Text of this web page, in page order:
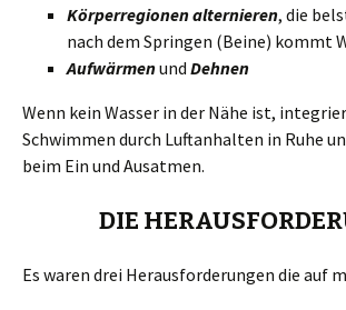
Körperregionen alternieren, die
nach dem Springen (Beine) kommt
Aufwärmenund Dehnen
Wenn kein Wasser in der Nähe ist,
Schwimmen durch Luftanhalten in Ruhe
beim Ein und Ausatmen.
DIE
Es waren drei Herausforderungen die auf